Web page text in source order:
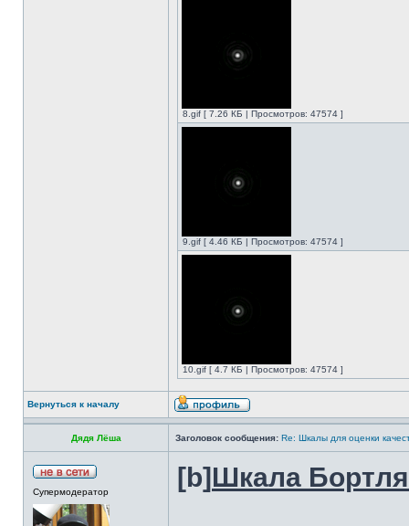
8.gif [ 7.26 КБ | Просмотров: 47574 ]
9.gif [ 4.46 КБ | Просмотров: 47574 ]
10.gif [ 4.7 КБ | Просмотров: 47574 ]
Вернуться к началу
Дядя Лёша Заголовок сообщения: Re: Шкалы для оценки
Супермодератор [b]Шкала